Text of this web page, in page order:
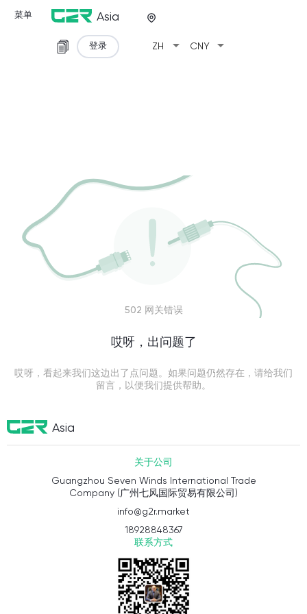
菜单 Asia
ZH arrow_drop_down CNY arrow_drop_down
登录
502 网关错误
哎呀，出问题了
哎呀，看起来我们这边出了点问题。如果问题仍然存在，请给我们
留言，以便我们提供帮助。
Asia
关于公司
Guangzhou Seven Winds International Trade
Company (广州七风国际贸易有限公司)
info@g2r.market
18928848367
联系方式